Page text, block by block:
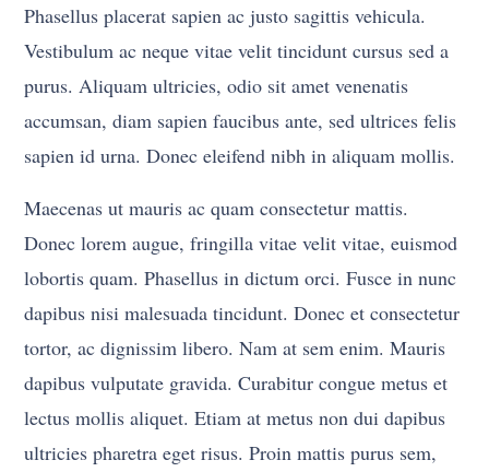
Phasellus placerat sapien ac justo sagittis vehicula.
Vestibulum ac neque vitae velit tincidunt cursus sed a
purus. Aliquam ultricies, odio sit amet venenatis
accumsan, diam sapien faucibus ante, sed ultrices felis
sapien id urna. Donec eleifend nibh in aliquam mollis.
Maecenas ut mauris ac quam consectetur mattis.
Donec lorem augue, fringilla vitae velit vitae, euismod
lobortis quam. Phasellus in dictum orci. Fusce in nunc
dapibus nisi malesuada tincidunt. Donec et consectetur
tortor, ac dignissim libero. Nam at sem enim. Mauris
dapibus vulputate gravida. Curabitur congue metus et
lectus mollis aliquet. Etiam at metus non dui dapibus
ultricies pharetra eget risus. Proin mattis purus sem,